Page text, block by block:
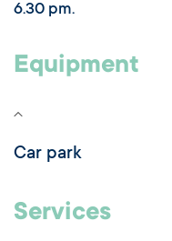
6.30 pm.
Equipment
Car park
Services